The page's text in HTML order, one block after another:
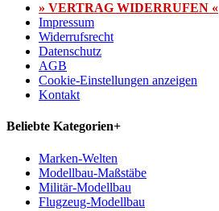
» VERTRAG WIDERRUFEN «
Impressum
Widerrufsrecht
Datenschutz
AGB
Cookie-Einstellungen anzeigen
Kontakt
Beliebte Kategorien+
Marken-Welten
Modellbau-Maßstäbe
Militär-Modellbau
Flugzeug-Modellbau